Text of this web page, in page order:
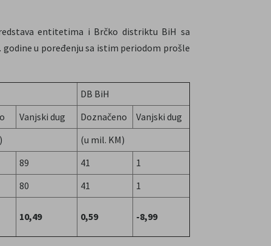
entitetima i Brčko distriktu BiH sa
godine u poređenju sa istim periodom prošle
DB BiH
Vanjski dug Doznačeno
Vanjski dug
(u mil. KM)
89
41
1
80
41 1
10,49 0,59 -8,99